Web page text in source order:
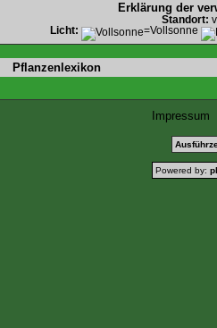
Erklärung der
Standort:
Licht:
=Vollsonne
Pflanzenlexikon
Impressum
Powered by: